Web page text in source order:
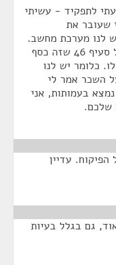
לתפקיד - עשיתי
שעובר את
יש לנו מערכת מחשב.
או הוא מוריד את השכר או הוא מוותר על סעיף 46 שזה כסף
כלומר יש לנו
על השכר אמר לי
בעמותות, אני
שלכם.
עדיין
גם בגלל בעיות